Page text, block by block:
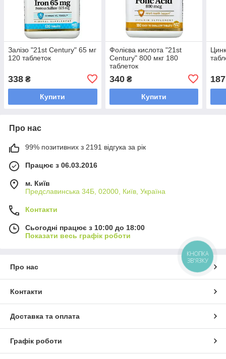
Залізо "21st Century" 65 мг
120 таблеток
338 ₴
Купити
Фолієва кислота "21st
Century" 800 мкг 180
таблеток
340₴
Купити
187
Про нас
99% позитивних з 2191 відгука за рік
Працює з 06.03.2016
м. Київ
Предславинська 34Б, 02000, Київ, Україна
Контакти
Сьогодні працює з 10:00 до 18:00
Показати весь графік роботи
Про нас
Контакти
Доставка та оплата
Графік роботи
КНОПКА
ЗВ'ЯЗКУ